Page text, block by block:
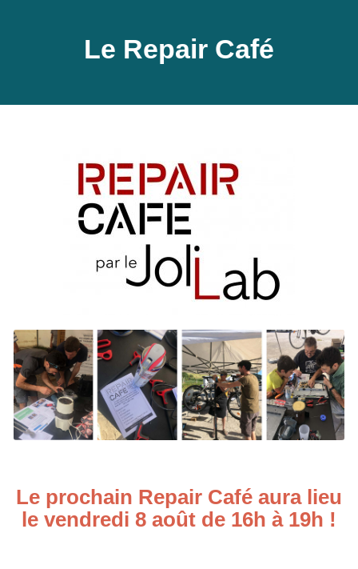
Le Repair Café
Le prochain Repair Café aura lieu
le vendredi 8 août de 16h à 19h !